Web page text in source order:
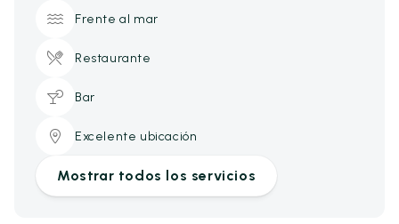
Frente al mar
Restaurante
Bar
Excelente ubicación
Mostrar todos los servicios